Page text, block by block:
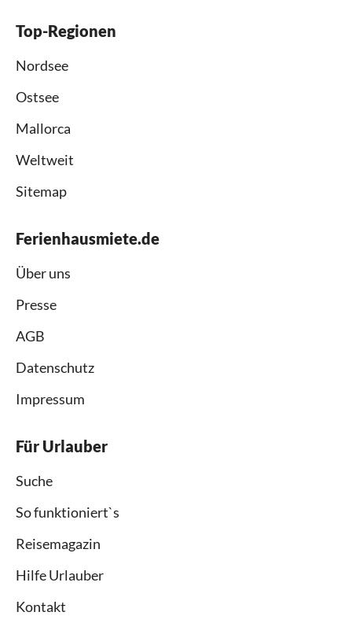
Top-Regionen
Nordsee
Ostsee
Mallorca
Weltweit
Sitemap
Ferienhausmiete.de
Über uns
Presse
AGB
Datenschutz
Impressum
Für Urlauber
Suche
So funktioniert`s
Reisemagazin
Hilfe Urlauber
Kontakt